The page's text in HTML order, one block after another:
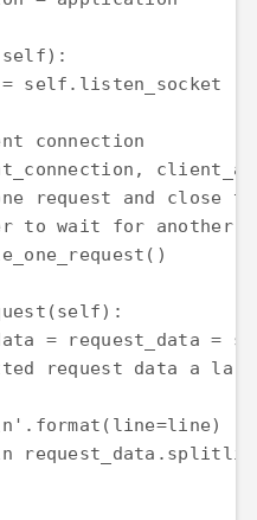
self.listen_socket
connection
request and close
to wait for another
= request_data =
request data a la